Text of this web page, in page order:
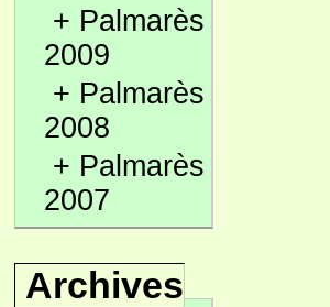
+ Palmarès
2009
+ Palmarès
2008
+ Palmarès
2007
Archives